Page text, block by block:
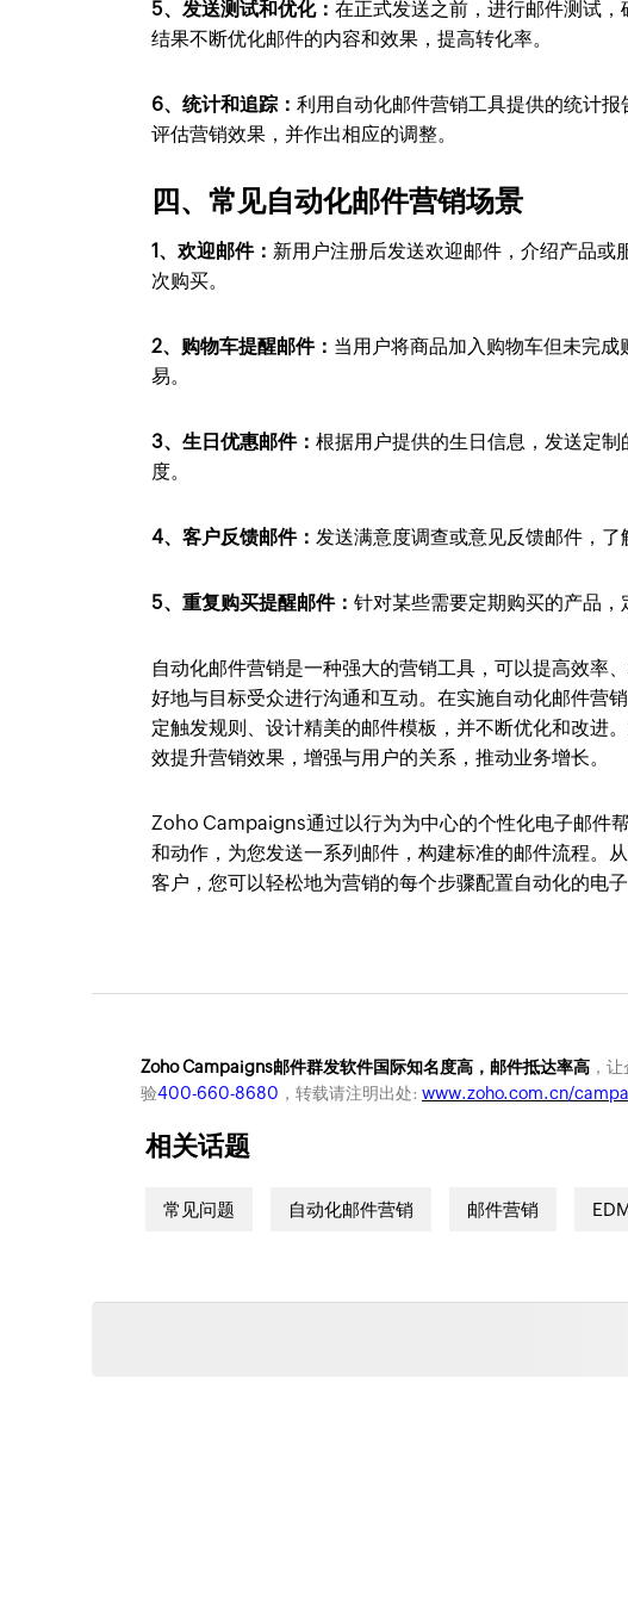
5、发送测试和优化：在正式发送之前，进行邮件测试
结果不断优化邮件的内容和效果，提高转化率。
6、统计和追踪：利用自动化邮件营销工具提供的统计
评估营销效果，并作出相应的调整。
四、常见自动化邮件营销场景
1、欢迎邮件： 新用户注册后发送欢迎邮件，介绍产品
次购买。
2、购物车提醒邮件： 当用户将商品加入购物车但未完
易。
3、生日优惠邮件：根据用户提供的生日信息，发送定
度。
4、客户反馈邮件：发送满意度调查或意见反馈邮件，了
5、重复购买提醒邮件：针对某些需要定期购买的产品，
自动化邮件营销是一种强大的营销工具，可以提高效率
好地与目标受众进行沟通和互动。在实施自动化邮件营
定触发规则、设计精美的邮件模板，并不断优化和改进
效提升营销效果，增强与用户的关系，推动业务增长。
Zoho Campaigns通过以行为为中心的个性化电子邮件
和动作，为您发送一系列邮件，构建标准的邮件流程。
客户，您可以轻松地为营销的每个步骤配置自动化的电
Zoho Campaigns邮件群发软件国际知名度高，邮件抵达率高，让
验400-660-8680 ，转载请注明出处: www.zoho.com.cn/
相关话题
常见问题 自动化邮件营销 邮件营销